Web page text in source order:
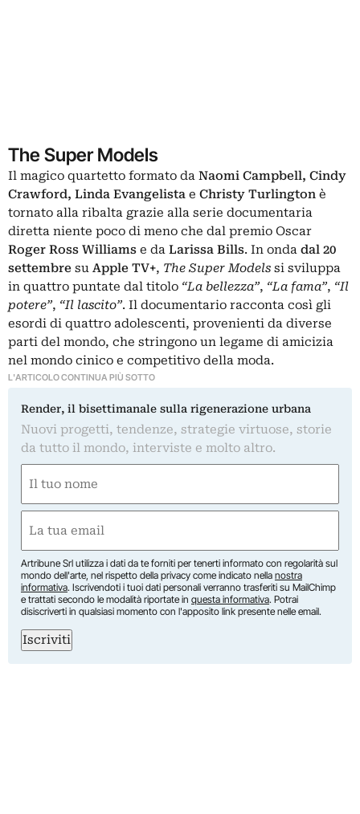
The Super Models
Il magico quartetto formato da Naomi Campbell, Cindy
Crawford, Linda Evangelista e Christy Turlington è
tornato alla ribalta grazie alla serie documentaria
diretta niente poco di meno che dal premio Oscar
Roger Ross Williams e da Larissa Bills. In onda dal 20
settembre su Apple TV+, The Super Models si sviluppa
in quattro puntate dal titolo “La bellezza”, “La fama”, “Il
potere”, “Il lascito”. Il documentario racconta così gli
esordi di quattro adolescenti, provenienti da diverse
parti del mondo, che stringono un legame di amicizia
nel mondo cinico e competitivo della moda.
L'ARTICOLO CONTINUA PIÙ SOTTO
Render, il bisettimanale sulla rigenerazione urbana
Nuovi progetti, tendenze, strategie virtuose, storie
da tutto il mondo, interviste e molto altro.
(Obbligatorio)
Nome
(Obbligatorio)
Artribune Srl utilizza i dati da te forniti per tenerti informato con regolarità sul
mondo dell'arte, nel rispetto della privacy come indicato nella nostra
informativa. Iscrivendoti i tuoi dati personali verranno trasferiti su MailChimp
e trattati secondo le modalità riportate in questa informativa. Potrai
disiscriverti in qualsiasi momento con l'apposito link presente nelle email.
Iscriviti